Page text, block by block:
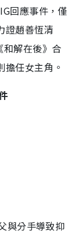
回應事件，僅
證趙善恆清
和解在後》合
任女主角。
與分手導致抑